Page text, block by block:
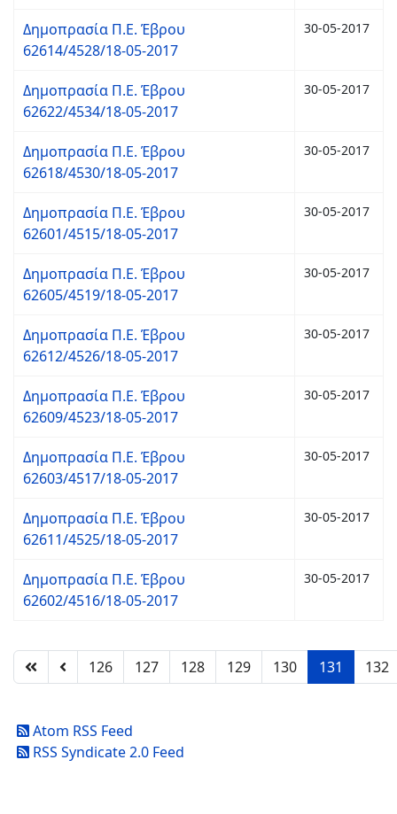
Δημοπρασία Π.Ε. Έβρου
62614/4528/18-05-2017
30-05-2017
Δημοπρασία Π.Ε. Έβρου
62622/4534/18-05-2017
30-05-2017
Δημοπρασία Π.Ε. Έβρου
62618/4530/18-05-2017
30-05-2017
Δημοπρασία Π.Ε. Έβρου
62601/4515/18-05-2017
30-05-2017
Δημοπρασία Π.Ε. Έβρου
62605/4519/18-05-2017
30-05-2017
Δημοπρασία Π.Ε. Έβρου
62612/4526/18-05-2017
30-05-2017
Δημοπρασία Π.Ε. Έβρου
62609/4523/18-05-2017
30-05-2017
Δημοπρασία Π.Ε. Έβρου
62603/4517/18-05-2017
30-05-2017
Δημοπρασία Π.Ε. Έβρου
62611/4525/18-05-2017
30-05-2017
Δημοπρασία Π.Ε. Έβρου
62602/4516/18-05-2017
30-05-2017
126 127 128 129 130 131 132
Atom RSS Feed
RSS Syndicate 2.0 Feed